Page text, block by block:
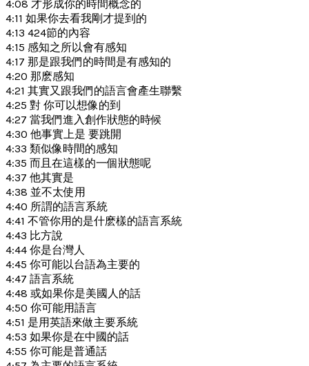
4:08 才形成你的時間概念的
4:11 如果你去看我剛才提到的
4:13 424節的內容
4:15 感知之所以會有感知
4:17 那是跟我們的時間是有感知的
4:20 那麽感知
4:21 其實又跟我們的語言會產生聯繫
4:25 對 你可以想像的到
4:27 當我們進入創作狀態的時候
4:30 他事實上是 要跳開
4:33 類似像時間的感知
4:35 而且在這樣的一個狀態呢
4:37 他其實是
4:38 並不太使用
4:40 所謂的語言系統
4:41 不管你用的是什麽樣的語言系統
4:43 比方說
4:44 你是台灣人
4:45 你可能以台語為主要的
4:47 語言系統
4:48 或如果你是美國人的話
4:50 你可能用語言
4:51 是用英語來做主要系統
4:53 如果你是在中國的話
4:55 你可能是普通話